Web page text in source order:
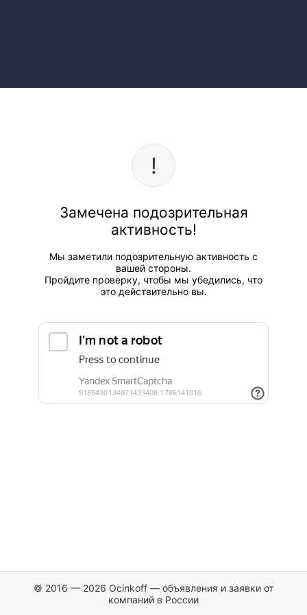
Замечена подозрительная
активность!
Мы заметили подозрительную активность с
вашей стороны.
Пройдите проверку, чтобы мы убедились, что
это действительно вы.
© 2016 — 2026 Ocinkoff — объявления и заявки от
компаний в России